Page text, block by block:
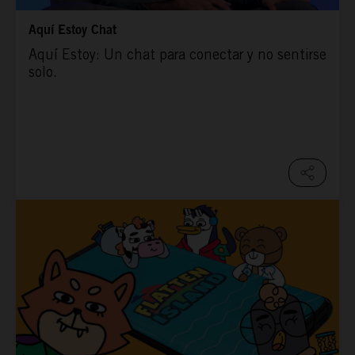
Aquí Estoy Chat
Aquí Estoy: Un chat para conectar y no sentirse
solo.